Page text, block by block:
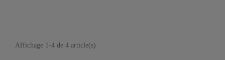
Affichage 1-4 de 4 article(s)